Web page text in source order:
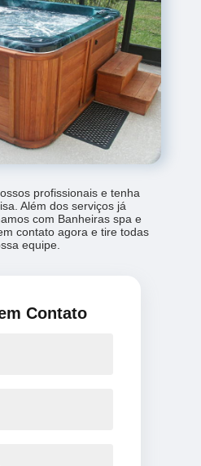
profissionais e tenha
Além dos serviços já
com Banheiras spa e
contato agora e tire todas
equipe.
Contato